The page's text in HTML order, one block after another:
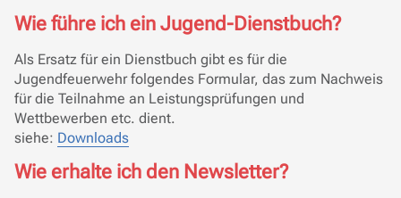
Wie führe ich ein Jugend-Dienstbuch?
Als Ersatz für ein Dienstbuch gibt es für die
Jugendfeuerwehr folgendes Formular, das zum Nachweis
für die Teilnahme an Leistungsprüfungen und
Wettbewerben etc. dient.
siehe: Downloads
Wie erhalte ich den Newsletter?